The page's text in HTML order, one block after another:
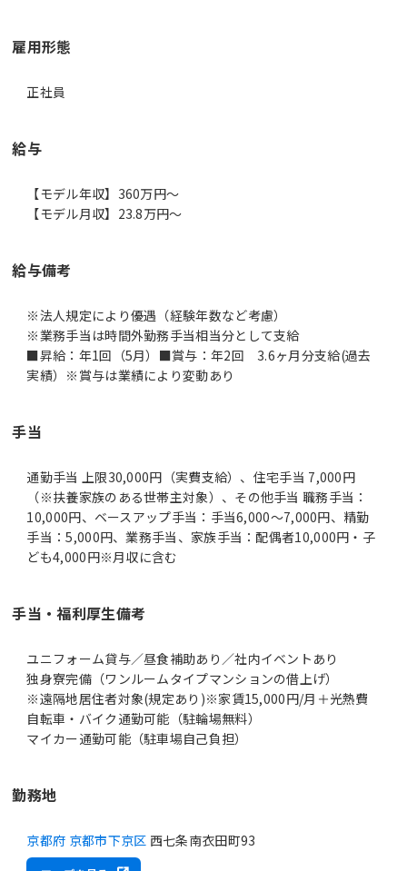
雇用形態
正社員
給与
【モデル年収】360万円〜
【モデル月収】23.8万円〜
給与備考
※法人規定により優遇（経験年数など考慮）
※業務手当は時間外勤務手当相当分として支給
■昇給：年1回（5月）■賞与：年2回 3.6ヶ月分支給(過去
実績）※賞与は業績により変動あり
手当
通勤手当 上限30,000円（実費支給）、住宅手当 7,000円
（※扶養家族のある世帯主対象）、その他手当 職務手当：
10,000円、ベースアップ手当：手当6,000～7,000円、精勤
手当：5,000円、業務手当、家族手当：配偶者10,000円・子
ども4,000円※月収に含む
手当・福利厚生備考
ユニフォーム貸与／昼食補助あり／社内イベントあり
独身寮完備（ワンルームタイプマンションの借上げ）
※遠隔地居住者対象(規定あり)※家賃15,000円/月＋光熱費
自転車・バイク通勤可能（駐輪場無料）
マイカー通勤可能（駐車場自己負担）
勤務地
京都府 京都市下京区 西七条南衣田町93